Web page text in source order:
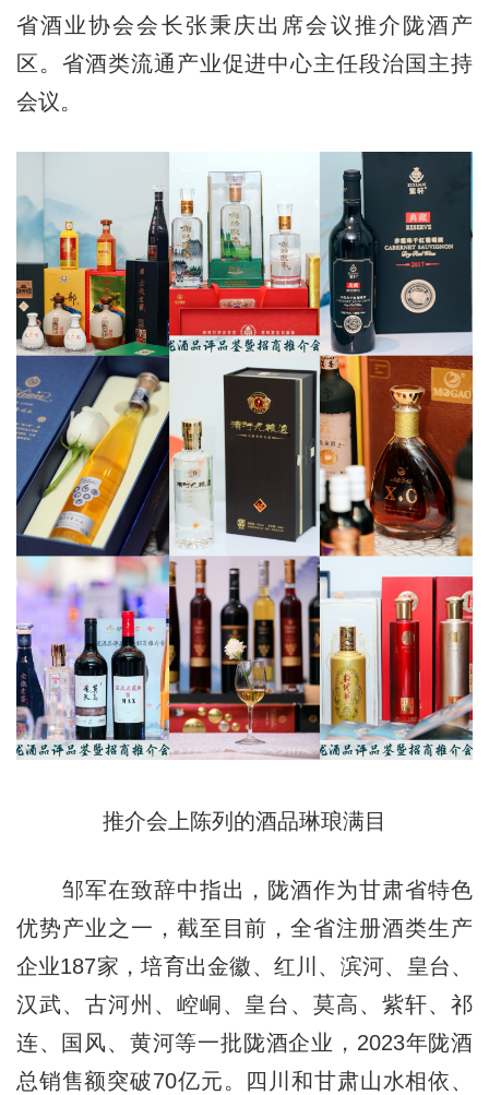
省酒业协会会长张秉庆出席会议推介陇酒产
区。省酒类流通产业促进中心主任段治国主持
会议。
推介会上陈列的酒品琳琅满目
邹军在致辞中指出，陇酒作为甘肃省特色
优势产业之一，截至目前，全省注册酒类生产
企业187家，培育出金徽、红川、滨河、皇台、
汉武、古河州、崆峒、皇台、莫高、紫轩、祁
连、国风、黄河等一批陇酒企业，2023年陇酒
总销售额突破70亿元。四川和甘肃山水相依、